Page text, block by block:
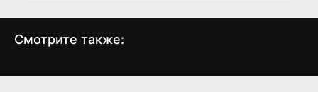
Смотрите также:
Освободите Вилли 3:
Непохищенная